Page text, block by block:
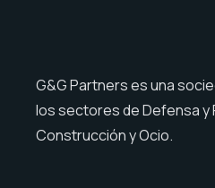
G&G Partners es una
los sectores de Defensa y
Construcción y Ocio.